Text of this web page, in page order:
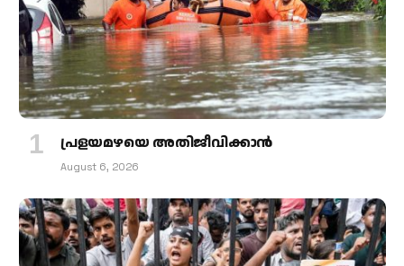
പ്രളയമഴയെ അതിജീവിക്കാന്‍
August 6, 2026